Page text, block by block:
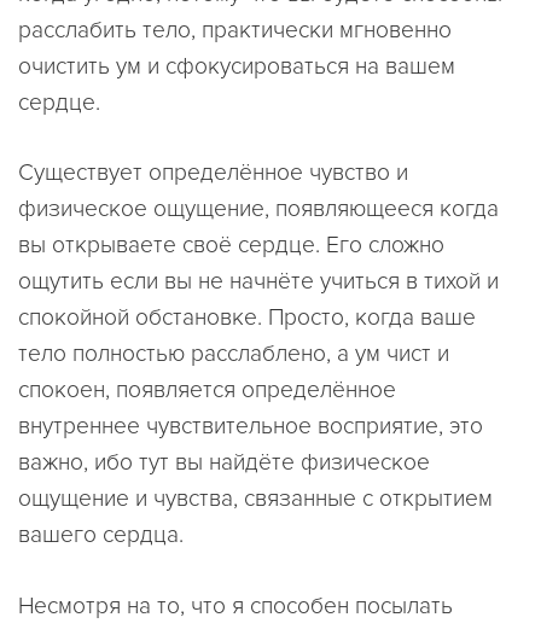
расслабить тело, практически мгновенно
очистить ум и сфокусироваться на вашем
сердце.
Существует определённое чувство и
физическое ощущение, появляющееся когда
вы открываете своё сердце. Его сложно
ощутить если вы не начнёте учиться в тихой и
спокойной обстановке. Просто, когда ваше
тело полностью расслаблено, а ум чист и
спокоен, появляется определённое
внутреннее чувствительное восприятие, это
важно, ибо тут вы найдёте физическое
ощущение и чувства, связанные с открытием
вашего сердца.
Несмотря на то, что я способен посылать